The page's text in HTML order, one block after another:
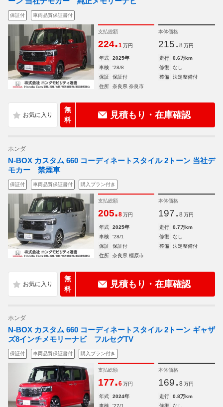
保証付 車両品質保証書付
支払総額
224.1 万円
本体価格
215. 8 万円
年式 2025年 走行
0.6万km
車検
'28/8 修復
なし
保証
保証付 整備
法定整備付
住所
奈良県 奈良市
無
料
見積もり・在庫確認
ホンダ
N-BOX カスタム 660 コーディネートスタイル 2トーン 当社デ
モカー 禁煙車
保証付 車両品質保証書付 購入プラン付き
支払総額
205.8 万円
本体価格
197. 8 万円
年式 2025年 走行
0.7万km
車検
'28/1 修復
なし
保証
保証付 整備
法定整備付
住所
奈良県 橿原市
無
料
見積もり・在庫確認
ホンダ
N-BOX カスタム 660 コーディネートスタイル 2トーン ギャザ
ズ8インチメモリーナビ フルセグTV
保証付 車両品質保証書付 購入プラン付き
支払総額
177.6 万円
本体価格
169. 8 万円
年式 2024年 走行
0.8万km
車検
'27/1 修復
なし